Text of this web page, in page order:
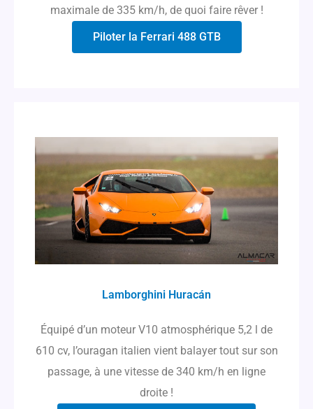
maximale de 335 km/h, de quoi faire rêver !
Piloter la Ferrari 488 GTB
Lamborghini Huracán
Équipé d’un moteur V10 atmosphérique 5,2 l de
610 cv, l’ouragan italien vient balayer tout sur son
passage, à une vitesse de 340 km/h en ligne
droite !